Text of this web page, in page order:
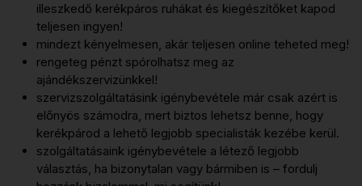
illeszkedő kerékpáros ruhákat és kiegészítőket kapod
teljesen ingyen!
mindezt kényelmesen, akár teljesen online teheted meg!
rengeteg pénzt spórolhatsz meg az
ajándékszervizünkkel!
szervizszolgáltatásink igénybevétele már csak azért is
előnyös számodra, mert biztos lehetsz benne, hogy
kerékpárod a lehető legjobb specialisták kezébe kerül.
szolgáltatásaink igénybevétele a létező legjobb
választás, ha bizonytalan vagy bármiben is – fordulj